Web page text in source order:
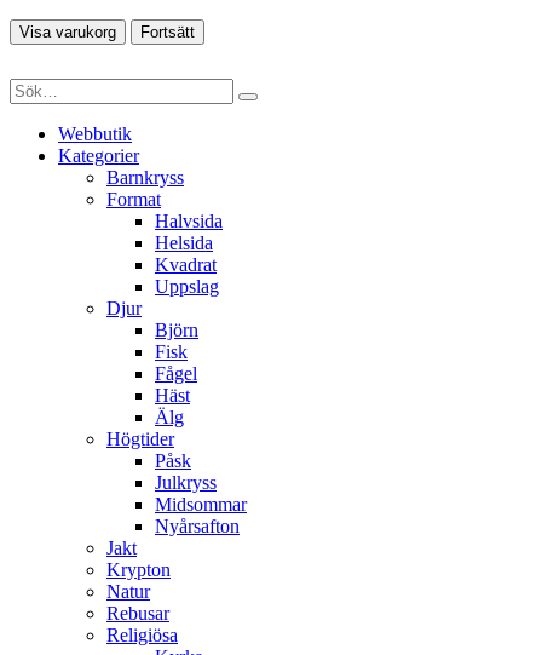
Visa varukorg Fortsätt
Webbutik
Kategorier
Barnkryss
Format
Halvsida
Helsida
Kvadrat
Uppslag
Djur
Björn
Fisk
Fågel
Häst
Älg
Högtider
Påsk
Julkryss
Midsommar
Nyårsafton
Jakt
Krypton
Natur
Rebusar
Religiösa